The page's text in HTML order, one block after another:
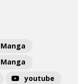
Manga
Manga
youtube